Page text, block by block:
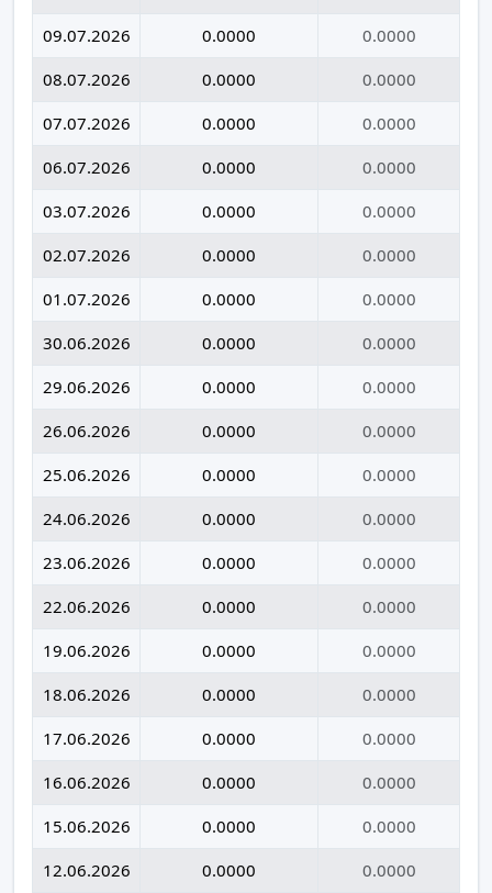
09.07.2026
0.0000
0.0000
08.07.2026
0.0000
0.0000
07.07.2026
0.0000
0.0000
06.07.2026
0.0000
0.0000
03.07.2026
0.0000
0.0000
02.07.2026
0.0000
0.0000
01.07.2026
0.0000
0.0000
30.06.2026
0.0000
0.0000
29.06.2026
0.0000
0.0000
26.06.2026
0.0000
0.0000
25.06.2026
0.0000
0.0000
24.06.2026
0.0000
0.0000
23.06.2026
0.0000
0.0000
22.06.2026
0.0000
0.0000
19.06.2026
0.0000
0.0000
18.06.2026
0.0000
0.0000
17.06.2026
0.0000
0.0000
16.06.2026
0.0000
0.0000
15.06.2026
0.0000
0.0000
12.06.2026
0.0000
0.0000